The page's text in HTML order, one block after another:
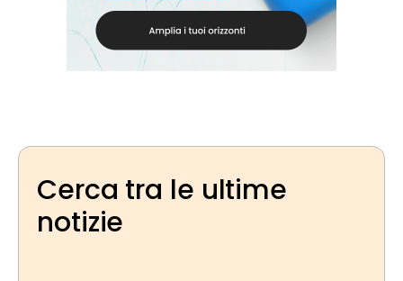
Cerca tra le ultime
notizie